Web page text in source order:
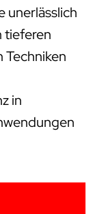
unerlässlich
tieferen
Techniken
in